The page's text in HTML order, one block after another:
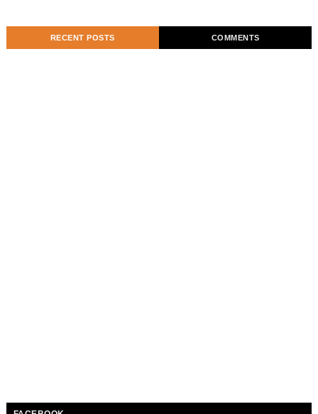
RECENT POSTS COMMENTS